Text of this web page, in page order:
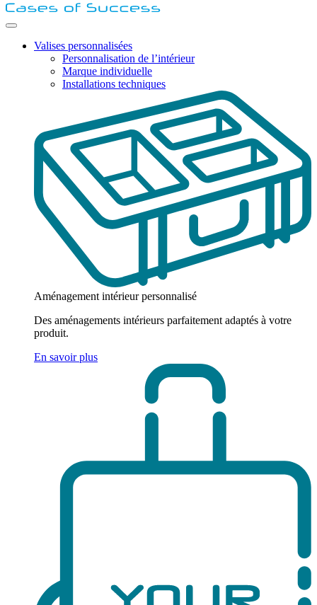
Valises personnalisées
Personnalisation de l’intérieur
Marque individuelle
Installations techniques
Aménagement intérieur personnalisé
Des aménagements intérieurs parfaitement adaptés à votre
produit.
En savoir plus